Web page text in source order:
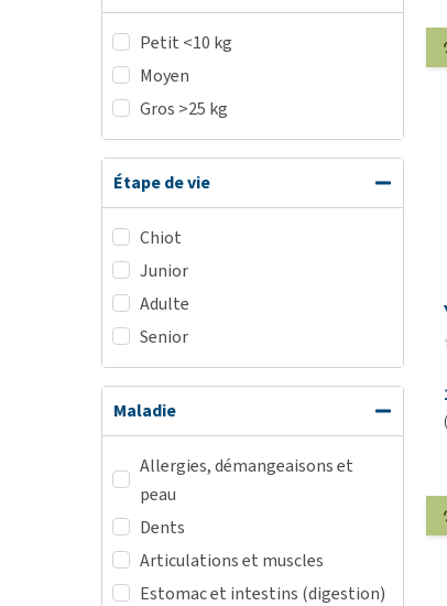
Petit <10 kg
Moyen
Gros >25 kg
Étape de vie
Chiot
Junior
Adulte
Senior
Maladie
Allergies, démangeaisons et
peau
Dents
Articulations et muscles
Estomac et intestins (digestion)